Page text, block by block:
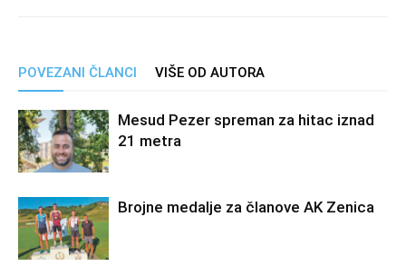
POVEZANI ČLANCI VIŠE OD AUTORA
Mesud Pezer spreman za hitac iznad
21 metra
Brojne medalje za članove AK Zenica